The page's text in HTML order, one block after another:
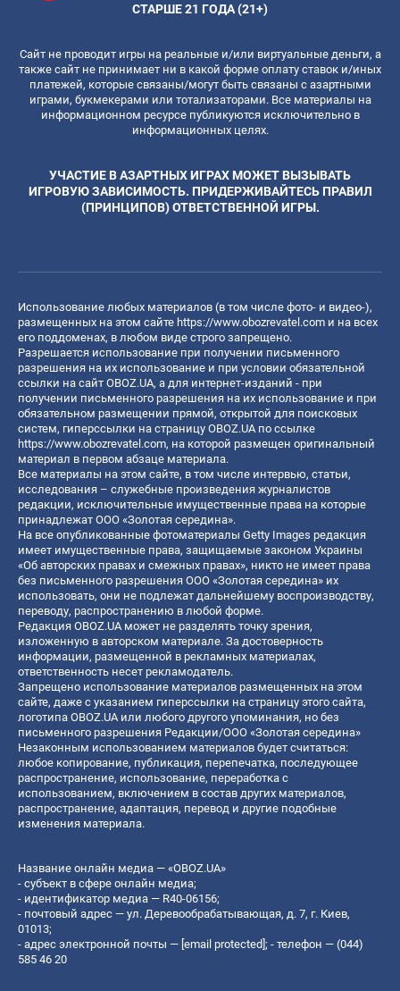
СТАРШЕ 21 ГОДА (21+)
Сайт не проводит игры на реальные и/или виртуальные деньги, а
также сайт не принимает ни в какой форме оплату ставок и/иных
платежей, которые связаны/могут быть связаны с азартными
играми, букмекерами или тотализаторами. Все материалы на
информационном ресурсе публикуются исключительно в
информационных целях.
УЧАСТИЕ В АЗАРТНЫХ ИГРАХ МОЖЕТ ВЫЗЫВАТЬ
ИГРОВУЮ ЗАВИСИМОСТЬ. ПРИДЕРЖИВАЙТЕСЬ ПРАВИЛ
(ПРИНЦИПОВ) ОТВЕТСТВЕННОЙ ИГРЫ.
Использование любых материалов (в том числе фото- и видео-),
размещенных на этом сайте https://www.obozrevatel.com и на всех
его поддоменах, в любом виде строго запрещено.
Разрешается использование при получении письменного
разрешения на их использование и при условии обязательной
ссылки на сайт OBOZ.UA, а для интернет-изданий - при
получении письменного разрешения на их использование и при
обязательном размещении прямой, открытой для поисковых
систем, гиперссылки на страницу OBOZ.UA по ссылке
https://www.obozrevatel.com, на которой размещен оригинальный
материал в первом абзаце материала.
Все материалы на этом сайте, в том числе интервью, статьи,
исследования – служебные произведения журналистов
редакции, исключительные имущественные права на которые
принадлежат ООО «Золотая середина».
На все опубликованные фотоматериалы Getty Images редакция
имеет имущественные права, защищаемые законом Украины
«Об авторских правах и смежных правах», никто не имеет права
без письменного разрешения ООО «Золотая середина» их
использовать, они не подлежат дальнейшему воспроизводству,
переводу, распространению в любой форме.
Редакция OBOZ.UA может не разделять точку зрения,
изложенную в авторском материале. За достоверность
информации, размещенной в рекламных материалах,
ответственность несет рекламодатель.
Запрещено использование материалов размещенных на этом
сайте, даже с указанием гиперссылки на страницу этого сайта,
логотипа OBOZ.UA или любого другого упоминания, но без
письменного разрешения Редакции/ООО «Золотая середина»
Незаконным использованием материалов будет считаться:
любое копирование, публикация, перепечатка, последующее
распространение, использование, переработка с
использованием, включением в состав других материалов,
распространение, адаптация, перевод и другие подобные
изменения материала.
Название онлайн медиа — «OBOZ.UA»
- субъект в сфере онлайн медиа;
- идентификатор медиа — R40-06156;
- почтовый адрес — ул. Деревообрабатывающая, д. 7, г. Киев,
01013;
- адрес электронной почты — [email protected]; - телефон — (044)
585 46 20